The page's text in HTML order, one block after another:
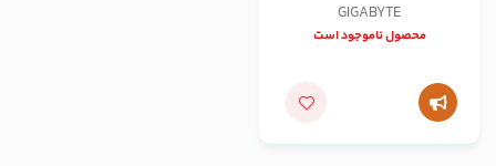
GIGABYTE
محصول ناموجود است